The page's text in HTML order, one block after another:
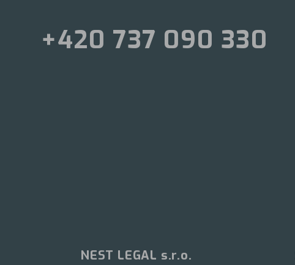
+420 737 090 330
NEST LEGAL s.r.o.